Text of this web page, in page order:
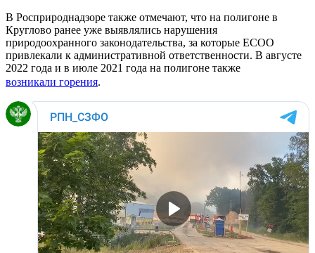
В Росприроднадзоре также отмечают, что на полигоне в
Круглово ранее уже выявлялись нарушения
природоохранного законодательства, за которые ЕСОО
привлекали к административной ответственности. В августе
2022 года и в июле 2021 года на полигоне также
возникали горения.